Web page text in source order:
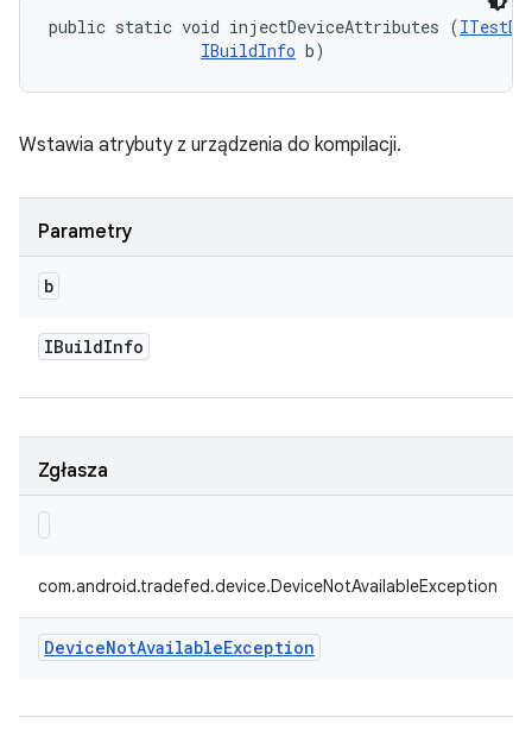
public static void injectDeviceAttributes (
IBuildInfo b)
Wstawia atrybuty z urządzenia do kompilacji.
Parametry
b
IBuildInfo
Zgłasza
com.android.tradefed.device.DeviceNotAvailableException
DeviceNotAvailableException